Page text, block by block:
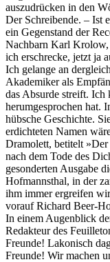
auszudrücken in den
Der Schreibende. – Ist
ein Gegenstand der
Nachbarn Karl Krolow,
ich erschrecke, jetzt ja
Ich gelange an
Akademiker als
das Absurde streift. Ich
herumgesprochen hat.
hübsche Geschichte.
erdichteten Namen
Dramolett, betitelt
nach dem Tode des
gesonderten Ausgabe
Hofmannsthal, in der
ihm immer ergreifen
vorauf Richard Beer-
In einem Augenblick
Redakteur des
Freunde! Lakonisch
Freunde! Wir machen